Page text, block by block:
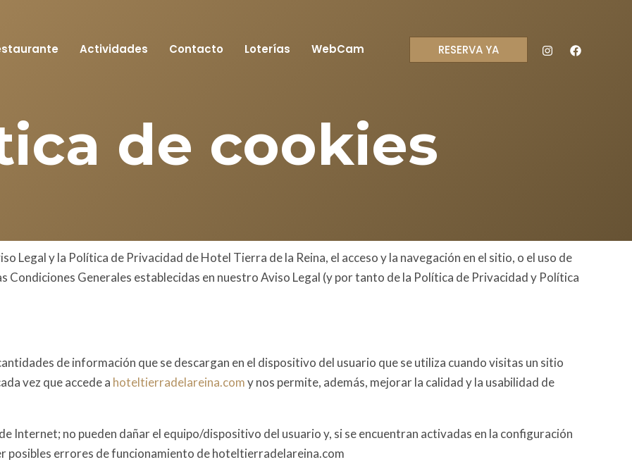
Actividades Contacto Loterías WebCam RESERVA YA
de cookies
Legal y la Política de Privacidad de Hotel Tierra de la Reina, el acceso y la navegación en el sitio, o el uso de
Condiciones Generales establecidas en nuestro Aviso Legal (y por tanto de la Política de Privacidad y Política
de información que se descargan en el dispositivo del usuario que se utiliza cuando visitas un sitio
vez que accede a hoteltierradelareina.comy nos permite, además, mejorar la calidad y la usabilidad de
Internet; no pueden dañar el equipo/dispositivo del usuario y, si se encuentran activadas en la configuración
posibles errores de funcionamiento de hoteltierradelareina.com